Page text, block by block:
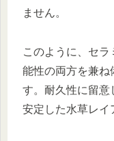
ません。
このように、セ
能性の両方を兼ね
す。耐久性に留意
安定した水草レイ